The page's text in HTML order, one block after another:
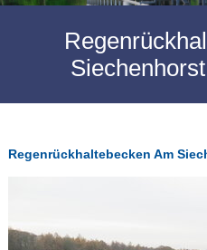
Regenrückhaltebecken Am